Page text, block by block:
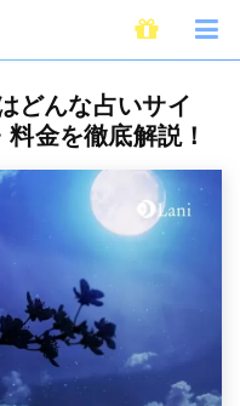
ットはどんな占いサイト？口コミ
どんな占いサイ
金を徹底解説！